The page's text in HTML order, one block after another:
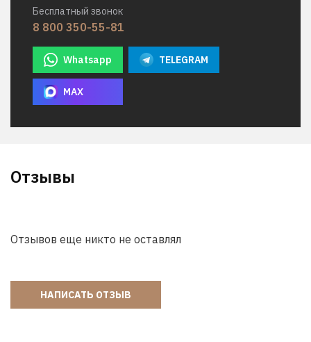
Бесплатный звонок
8 800 350-55-81
Whatsapp TELEGRAM
MAX
Отзывы
Отзывов еще никто не оставлял
НАПИСАТЬ ОТЗЫВ